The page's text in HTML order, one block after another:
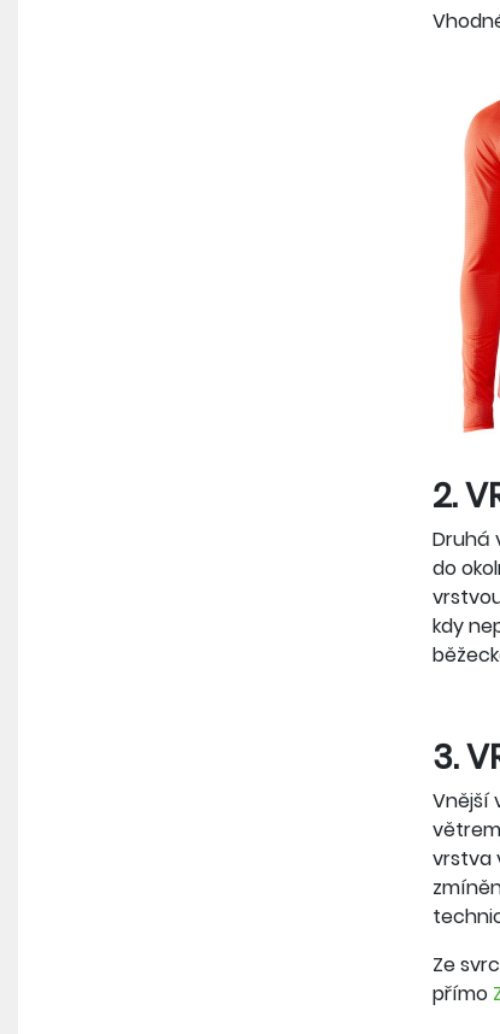
2.
Druhá
do
kdy
3.
Vnější
vrstva
Ze
přímo